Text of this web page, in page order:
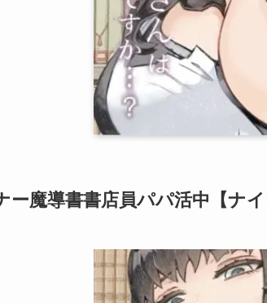
ー魔導書書店員パパ活中【ナ